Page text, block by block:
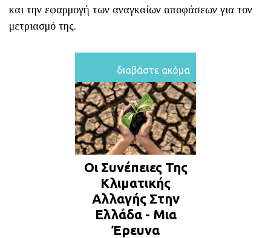
και την εφαρμογή των αναγκαίων αποφάσεων για τον
μετριασμό της.
διαβάστε ακόμα
Οι Συνέπειες Της
Κλιματικής
Αλλαγής Στην
Ελλάδα - Μια
Έρευνα